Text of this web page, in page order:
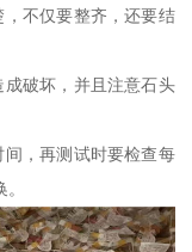
不仅要整齐，还要结
破坏，并且注意石头
，再测试时要检查每